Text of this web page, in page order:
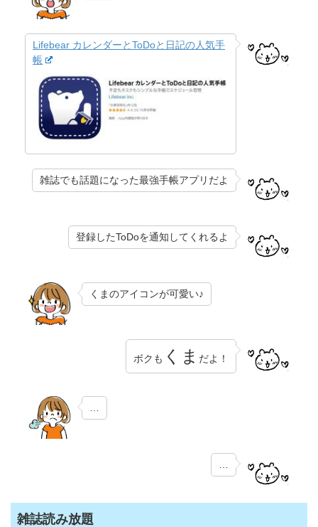
Lifebear カレンダーとToDoと日記の人気手
帳
雑誌でも話題になった最強手帳アプリだよ
登録したToDoを通知してくれるよ
くまのアイコンが可愛い♪
ボクも くま だよ！
雑誌読み放題